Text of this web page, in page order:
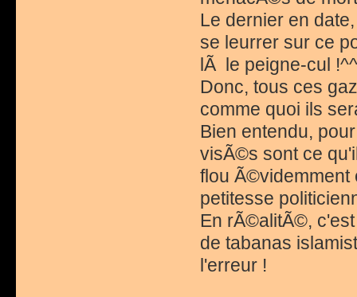
Le dernier en
se leurrer sur ce
lÃ le peigne-cul
Donc, tous ces
comme quoi ils
Bien entendu,
visÃ©s sont ce
flou Ã©videmment
petitesse
En rÃ©alitÃ©,
de tabanas
l'erreur !